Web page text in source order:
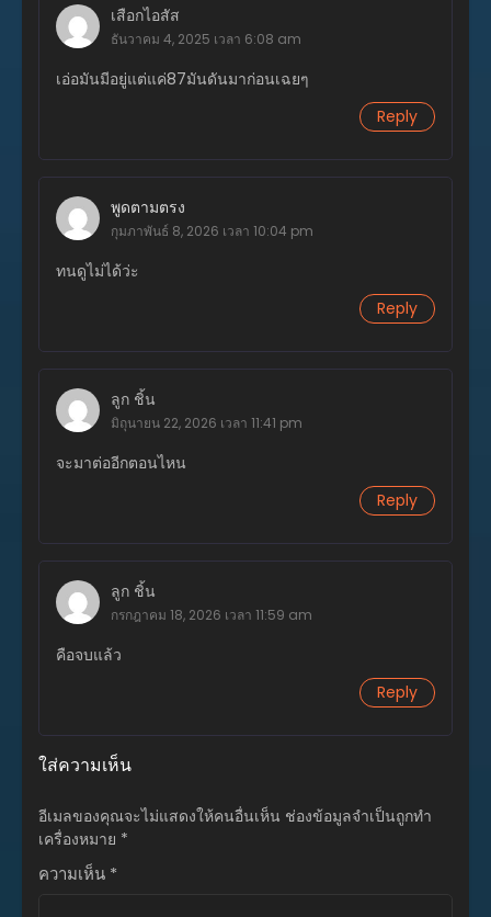
ตอนที่ 88
ธันวาคม 4, 2025
ตอนที่ 87
ตอนที่ 85
ธันวาคม 4, 2025
ตอนที่ 84
ธันวาคม 4, 2025
ตอนที่ 82
ธันวาคม 4, 2025
ตอนที่ 80
ตอนที่ 79
ธันวาคม 4, 2025
ตอนที่ 76
ธันวาคม 4, 2025
ตอนที่ 75
เสือกไอสัส
ธันวาคม 4, 2025 เวลา 6:08 am
เอ่อมันมีอยู่แต่แค่87มันดันมาก่อนเฉยๆ
Reply
พูดตามตรง
กุมภาพันธ์ 8, 2026 เวลา 10:04 pm
ทนดูไม่ได้ว่ะ
Reply
ลูก ชิ้น
มิถุนายน 22, 2026 เวลา 11:41 pm
จะมาต่ออีกตอนไหน
Reply
ลูก ชิ้น
กรกฎาคม 18, 2026 เวลา 11:59 am
คือจบแล้ว
Reply
ใส่ความเห็น
อีเมลของคุณจะไม่แสดงให้คนอื่นเห็น ช่องข้อมูลจำเป็นถูกทำ
เครื่องหมาย *
ความเห็น *